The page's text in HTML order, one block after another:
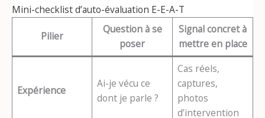
Mini-checklist d’auto-évaluation E-E-A-T
Pilier
Question à se
poser
Signal concret à
mettre en place
Expérience
Ai-je vécu ce
dont je parle ?
Cas réels,
captures,
photos
d’intervention